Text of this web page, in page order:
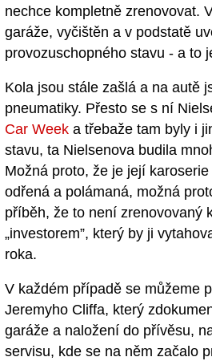
nechce kompletně zrenovovat.
garáže, vyčištěn a v podstatě
provozuschopného stavu - a to
Kola jsou stále zašlá a na autě
pneumatiky. Přesto se s ní
Car Week a třebaže tam byly i
stavu, ta Nielsenova budila
Možná proto, že je její
odřená a polámaná, možná
příběh, že to není zrenovovaný
„investorem”, který by ji
roka.
V každém případě se můžeme
Jeremyho Cliffa, který
garáže a naložení do přívěsu,
servisu, kde se na něm začalo